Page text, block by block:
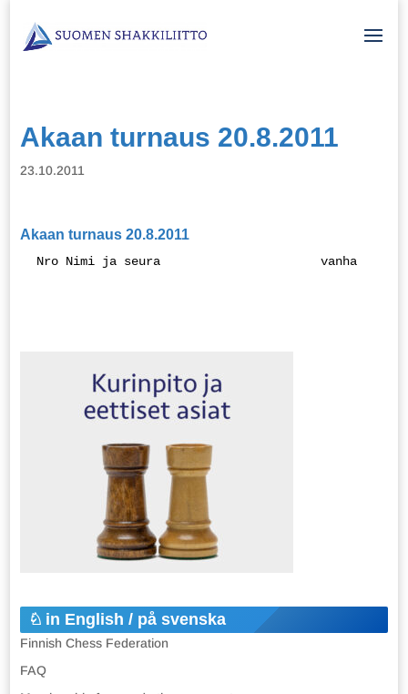
Akaan turnaus 20.8.2011
23.10.2011
Akaan turnaus 20.8.2011
Nro Nimi ja seura                      vanha     1
in English / på svenska
Finnish Chess Federation
FAQ